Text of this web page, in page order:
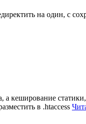
на один, с
а кеширование
в .htaccess